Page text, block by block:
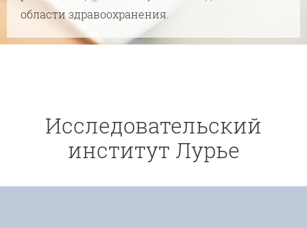
области здравоохранения.
Исследовательский
институт Лурье